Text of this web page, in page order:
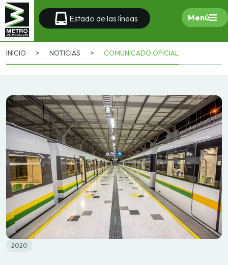
Estado de las líneas Menú
INICIO > NOTICIAS > COMUNICADO OFICIAL
2020